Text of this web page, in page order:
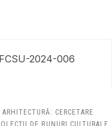
2024-006
CERCETARE